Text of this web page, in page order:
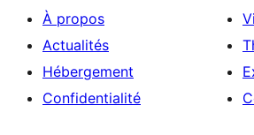
À propos
Actualités
Hébergement
Confidentialité